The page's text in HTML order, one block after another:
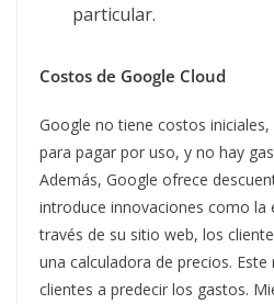
particular.
Costos de Google Cloud
Google no tiene costos
para pagar por uso, y no hay
Además, Google ofrece
introduce innovaciones como la
través de su sitio web, los
una calculadora de precios.
clientes a predecir los gastos.